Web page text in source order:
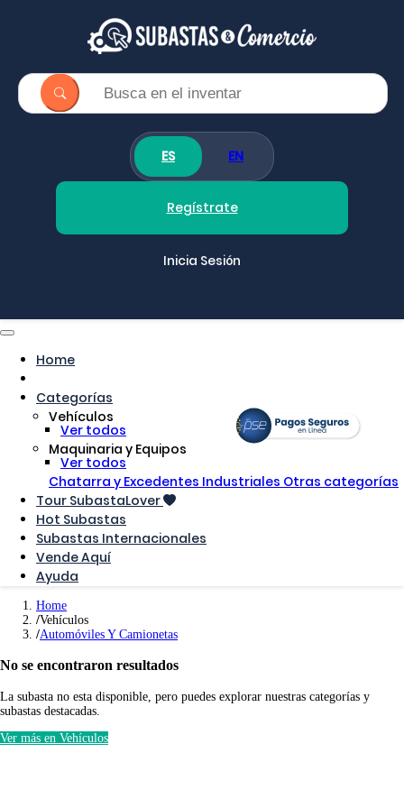
ES EN
Regístrate
Inicia Sesión
Home
Categorías
Vehículos
Ver todos
Maquinaria y Equipos
Ver todos
Chatarra y Excedentes Industriales Otras categorías
Tour SubastaLover
Hot Subastas
Subastas Internacionales
Vende Aquí
Ayuda
Home
Vehículos
Automóviles Y Camionetas
No se encontraron resultados
La subasta no esta disponible, pero puedes explorar nuestras categorías y
subastas destacadas.
Ver más en Vehículos